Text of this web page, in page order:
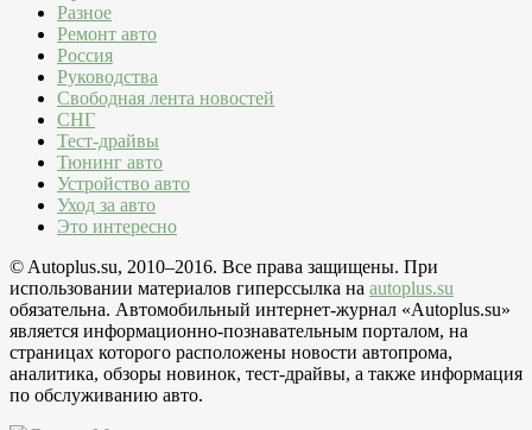
Разное
Ремонт авто
Россия
Руководства
Свободная лента новостей
СНГ
Тест-драйвы
Тюнинг авто
Устройство авто
Уход за авто
Это интересно
© Autoplus.su, 2010–2016. Все права защищены. При
использовании материалов гиперссылка на autoplus.su
обязательна. Автомобильный интернет-журнал «Autoplus.su»
является информационно-познавательным порталом, на
страницах которого расположены новости автопрома,
аналитика, обзоры новинок, тест-драйвы, а также информация
по обслуживанию авто.